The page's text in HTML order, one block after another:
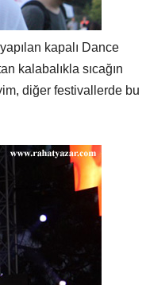
kapalı Dance
kalabalıkla sıcağın
diğer festivallerde bu